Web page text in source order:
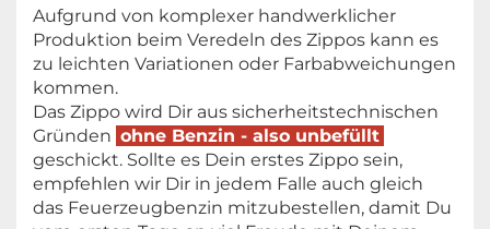
Aufgrund von komplexer handwerklicher
Produktion beim Veredeln des Zippos kann es
zu leichten Variationen oder Farbabweichungen
kommen.
Das Zippo wird Dir aus sicherheitstechnischen
Gründen ohne Benzin - also unbefüllt
geschickt. Sollte es Dein erstes Zippo sein,
empfehlen wir Dir in jedem Falle auch gleich
das Feuerzeugbenzin mitzubestellen, damit Du